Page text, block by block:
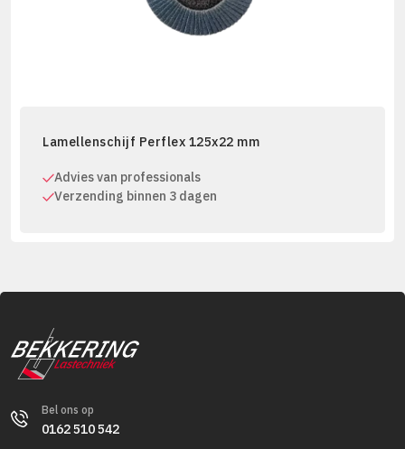
Lamellenschijf Perflex 125x22 mm
Advies van professionals
Verzending binnen 3 dagen
Bel ons op
0162 510 542